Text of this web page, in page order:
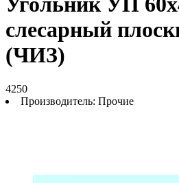
слесарный
(ЧИЗ)
4250
Производитель: Прочие